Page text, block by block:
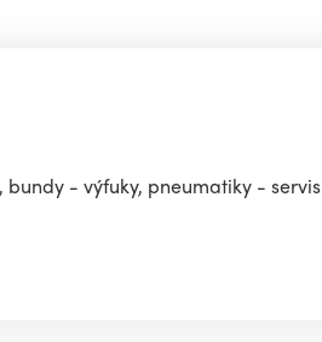
- výfuky, pneumatiky - servis